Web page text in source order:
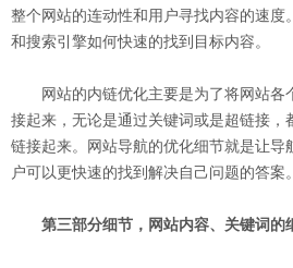
整个网站的连动性和用户寻找内容的速度
和搜索引擎如何快速的找到目标内容。
网站的内链优化主要是为了将网站各
接起来，无论是通过关键词或是超链接，
链接起来。网站导航的优化细节就是让导
户可以更快速的找到解决自己问题的答案。
第三部分细节，网站内容、关键词的